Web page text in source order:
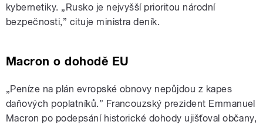
kybernetiky. „Rusko je nejvyšší prioritou národní
bezpečnosti,” cituje ministra deník.
Macron o dohodě EU
„Peníze na plán evropské obnovy nepůjdou z kapes
daňových poplatníků.” Francouzský prezident Emmanuel
Macron po podepsání historické dohody ujišťoval občany,